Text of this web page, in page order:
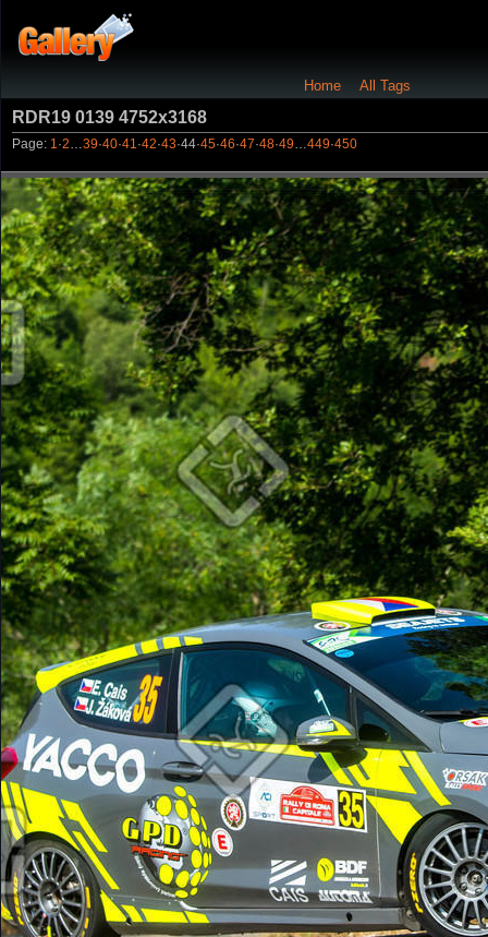
Home All Tags
RDR19 0139 4752x3168
Page: 1 ·2 39·40·41 ·42·43·44·45·46·47·48·49 449·450